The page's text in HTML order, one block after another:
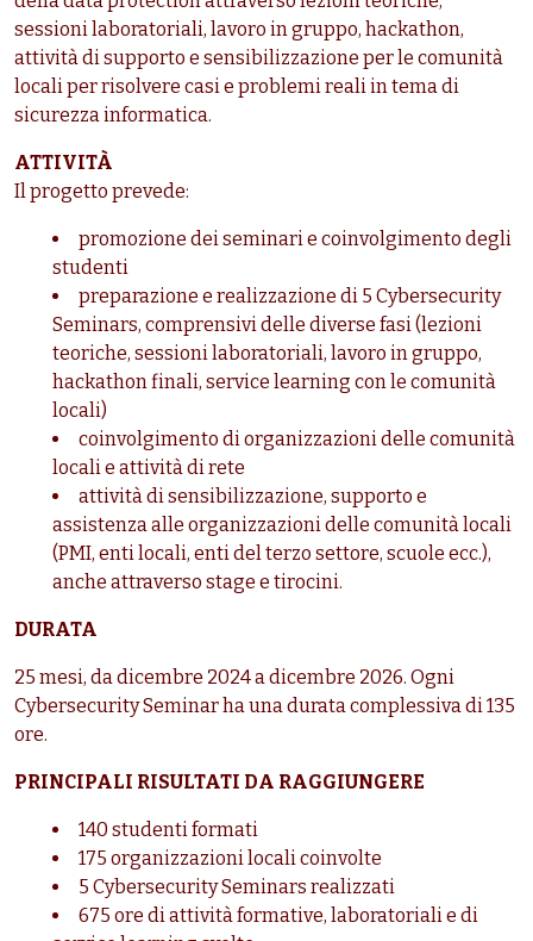
sessioni laboratoriali, lavoro in gruppo, hackathon,
attività di supporto e sensibilizzazione per le comunità
locali per risolvere casi e problemi reali in tema di
sicurezza informatica.
ATTIVITÀ
Il progetto prevede:
promozione dei seminari e coinvolgimento degli
studenti
preparazione e realizzazione di 5 Cybersecurity
Seminars, comprensivi delle diverse fasi (lezioni
teoriche, sessioni laboratoriali, lavoro in gruppo,
hackathon finali, service learning con le comunità
locali)
coinvolgimento di organizzazioni delle comunità
locali e attività di rete
attività di sensibilizzazione, supporto e
assistenza alle organizzazioni delle comunità locali
(PMI, enti locali, enti del terzo settore, scuole ecc.),
anche attraverso stage e tirocini.
DURATA
25 mesi, da dicembre 2024 a dicembre 2026. Ogni
Cybersecurity Seminar ha una durata complessiva di 135
ore.
PRINCIPALI RISULTATI DA RAGGIUNGERE
140 studenti formati
175 organizzazioni locali coinvolte
5 Cybersecurity Seminars realizzati
675 ore di attività formative, laboratoriali e di